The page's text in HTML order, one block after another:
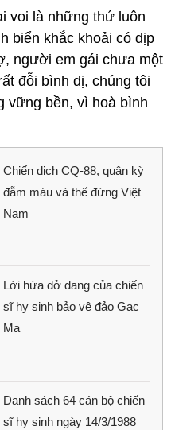
voi là những thứ luôn
biển khắc khoải có dịp
người em gái chưa một
đỗi bình dị, chúng tôi
vững bền, vì hoà bình
Chiến dịch CQ-88, quân kỳ
đẫm máu và thế đứng Việt
Nam
Lời hứa dở dang của chiến
sĩ hy sinh bảo vệ đảo Gạc
Ma
Danh sách 64 cán bộ chiến
sĩ hy sinh ngày 14/3/1988